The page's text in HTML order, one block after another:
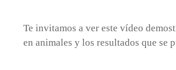
Te invitamos a ver este vídeo
en animales y los resultados que se